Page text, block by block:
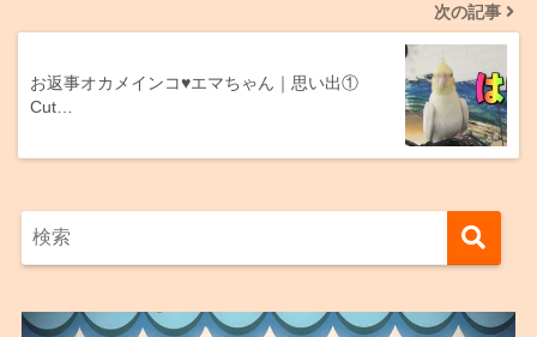
次の記事
お返事オカメインコ♥エマちゃん｜思い出①
Cut…